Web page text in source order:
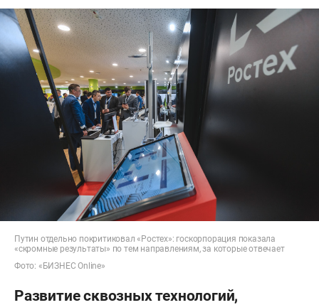
Путин отдельно покритиковал «Ростех»: госкорпорация показала
«скромные результаты» по тем направлениям, за которые отвечает
Фото: «БИЗНЕС Online»
Развитие сквозных технологий,